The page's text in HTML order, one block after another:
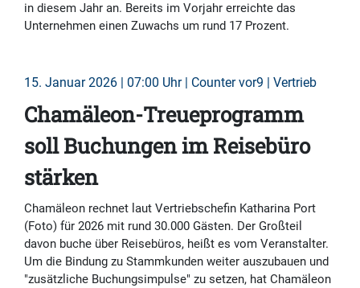
in diesem Jahr an. Bereits im Vorjahr erreichte das
Unternehmen einen Zuwachs um rund 17 Prozent.
15. Januar 2026 | 07:00 Uhr | Counter vor9 | Vertrieb
Chamäleon-Treueprogramm
soll Buchungen im Reisebüro
stärken
Chamäleon rechnet laut Vertriebschefin Katharina Port
(Foto) für 2026 mit rund 30.000 Gästen. Der Großteil
davon buche über Reisebüros, heißt es vom Veranstalter.
Um die Bindung zu Stammkunden weiter auszubauen und
"zusätzliche Buchungsimpulse" zu setzen, hat Chamäleon